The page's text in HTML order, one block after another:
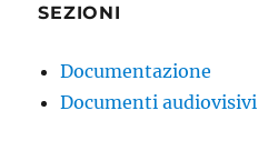
SEZIONI
Documentazione
Documenti audiovisivi